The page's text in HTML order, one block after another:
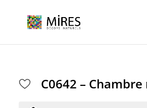
C0642 – Chambre